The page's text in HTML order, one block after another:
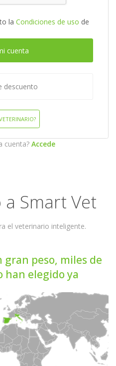
la Condiciones de uso de
cuenta
cuenta? Accede
Smart Vet
el veterinario inteligente.
peso, miles de
han elegido ya